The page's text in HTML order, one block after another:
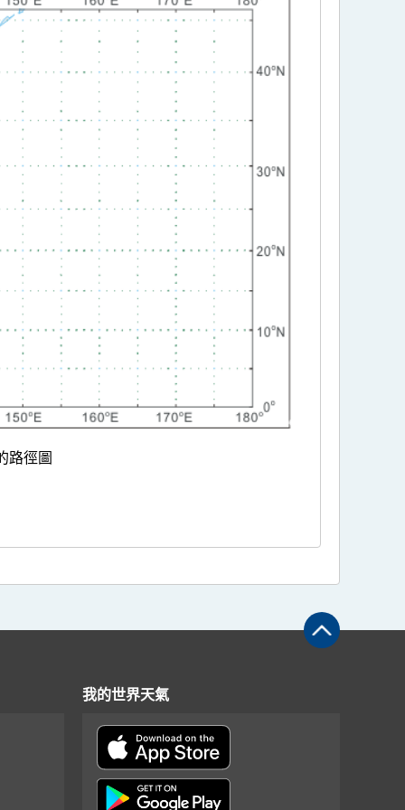
路徑圖
我的世界天氣